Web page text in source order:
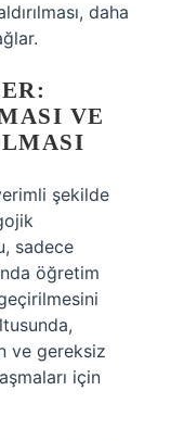
daha
VE
şekilde
sadece
öğretim
ve gereksiz
için